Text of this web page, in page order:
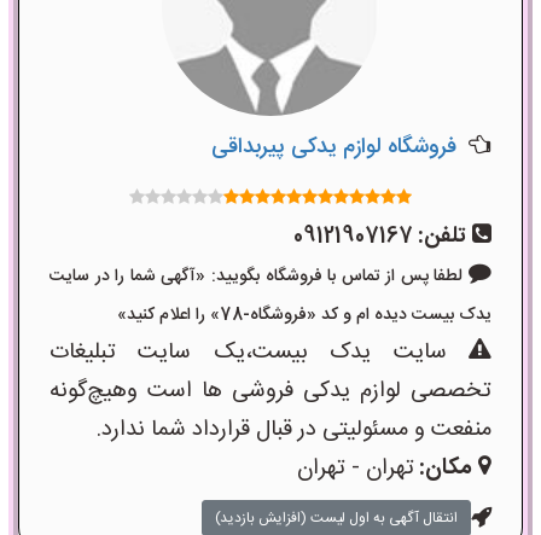
فروشگاه لوازم یدکی پیربداقی
تلفن: 09121907167
لطفا پس از تماس با فروشگاه بگویید: «آگهی شما را در سایت
یدک بیست دیده ام و کد «فروشگاه-78» را اعلام کنید»
سایت یدک بیست،یک سایت تبلیغات
تخصصی لوازم یدکی فروشی ها است وهیچ‌گونه
منفعت و مسئولیتی در قبال قرارداد شما ندارد.
مکان:تهران - تهران
انتقال آگهی به اول لیست (افزایش بازدید)